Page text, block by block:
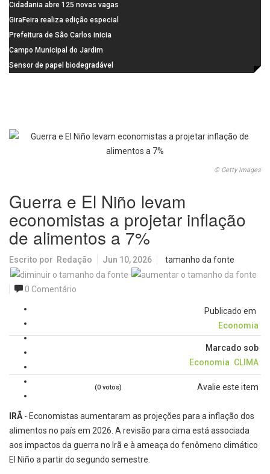
recuperação
para celebrar o Dia dos Pais com
presentes, gastronomia e lazer
Cidadania abre 125 novas vagas
para oficinas de convivência
GiraFeira realiza edição especial
de Dia dos Pais neste domingo (9)
na Praça dos Advogados
Prefeitura de São Carlos inicia
instalação de ovitrampas para
monitoramento de arboviroses
Campo Municipal do Jardim
Cruzado recebe nova iluminação e
Sensor de papel biodegradável
© Getty Images
Guerra e El Niño levam
economistas a projetar inflação
de alimentos a 7%
Escrito por Redação Jun 10, 2026 tamanho da fonte
0 Comentário
Publicado em
Economia
Marcado sob
Economia CLIMA
Avalie este item
(0 votos)
IRÃ- Economistas aumentaram as projeções para a inflação dos
alimentos no país em 2026. A revisão para cima está associada
aos impactos da guerra no Irã e à ameaça do fenômeno climático
El Niño a partir do segundo semestre.